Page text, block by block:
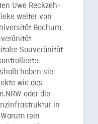
Uwe Reckzeh-
weiter von
Bochum,
Souveränität
haben sie
wie das
oder die
in
rein